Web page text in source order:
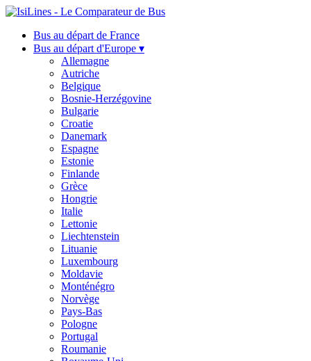
Bus au départ de France
Bus au départ d'Europe ▾
Allemagne
Autriche
Belgique
Bosnie-Herzégovine
Bulgarie
Croatie
Danemark
Espagne
Estonie
Finlande
Grèce
Hongrie
Italie
Lettonie
Liechtenstein
Lituanie
Luxembourg
Moldavie
Monténégro
Norvège
Pays-Bas
Pologne
Portugal
Roumanie